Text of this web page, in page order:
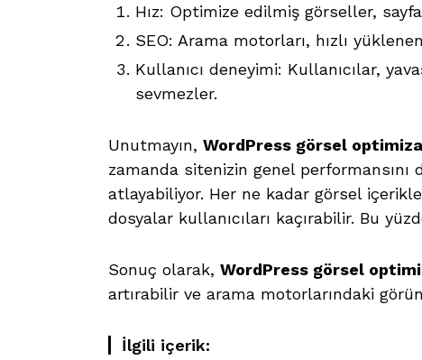
Hız: Optimize edilmiş görseller,
SEO: Arama motorları, hızlı
Kullanıcı deneyimi: Kullanıcılar,
sevmezler.
Unutmayın, WordPress görsel
zamanda sitenizin genel
atlayabiliyor. Her ne kadar görsel
dosyalar kullanıcıları kaçırabilir. Bu
Sonuç olarak, WordPress görsel
artırabilir ve arama motorlarındaki
İlgili içerik: